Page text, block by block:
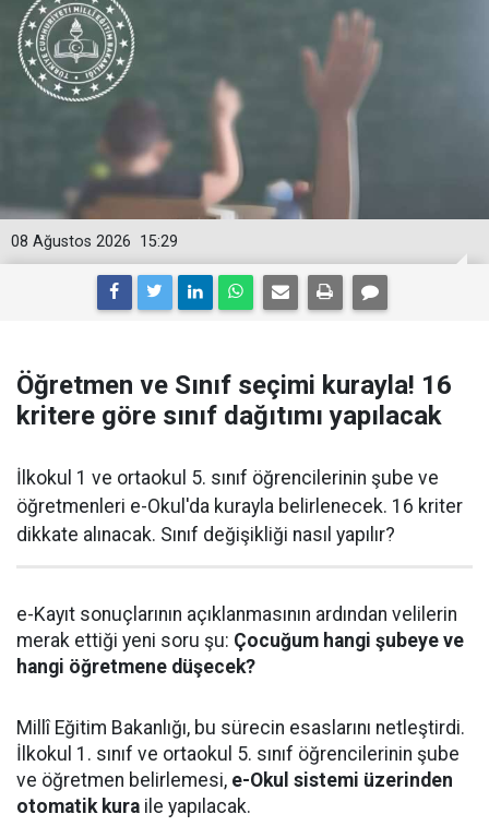
15:29
08 Ağustos 2026
Öğretmen ve Sınıf seçimi kurayla! 16
kritere göre sınıf dağıtımı yapılacak
İlkokul 1 ve ortaokul 5. sınıf öğrencilerinin şube ve
öğretmenleri e-Okul'da kurayla belirlenecek. 16 kriter
dikkate alınacak. Sınıf değişikliği nasıl yapılır?
e-Kayıt sonuçlarının açıklanmasının ardından velilerin
merak ettiği yeni soru şu: Çocuğum hangi şubeye ve
hangi öğretmene düşecek?
Millî Eğitim Bakanlığı, bu sürecin esaslarını netleştirdi.
İlkokul 1. sınıf ve ortaokul 5. sınıf öğrencilerinin şube
ve öğretmen belirlemesi, e-Okul sistemi üzerinden
otomatik kura ile yapılacak.